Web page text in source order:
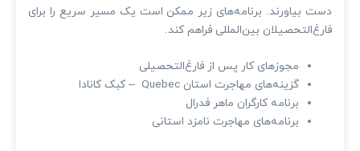
دست بیاورند. برنامه‌های زیر ممکن است یک مسیر سریع را برای
فارغ‌التحصیلان بین‌المللی فراهم کند.
مجوزهای کار پس از فارغ‌التحصیلی
گزینه‌های مهاجرت استان Quebec – کبک کانادا
برنامه کارگران ماهر فدرال
برنامه‌های مهاجرت نامزد استانی